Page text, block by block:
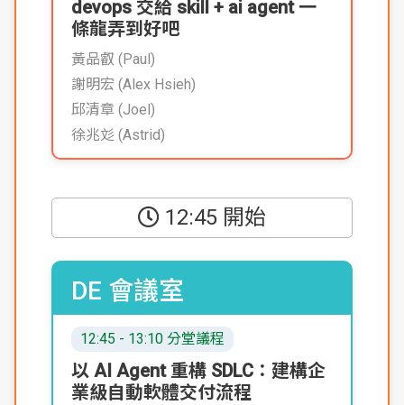
devops 交給 skill + ai agent 一
條龍弄到好吧
黃品叡 (Paul)
謝明宏 (Alex Hsieh)
邱清章 (Joel)
徐兆彣 (Astrid)
12:45 開始
DE 會議室
12:45 - 13:10 分堂議程
以 AI Agent 重構 SDLC：建構企
業級自動軟體交付流程